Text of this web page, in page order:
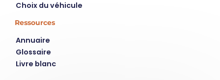
Choix du véhicule
Ressources
Annuaire
Glossaire
Livre blanc